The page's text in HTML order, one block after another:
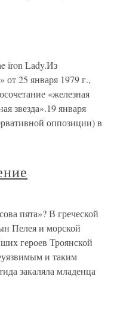
iron Lady.Из
от 25 января 1979 г.,
«железная
звезда».19 января
оппозиции) в
пята»? В греческой
Пелея и морской
героев Троянской
и таким
закаляла младенца